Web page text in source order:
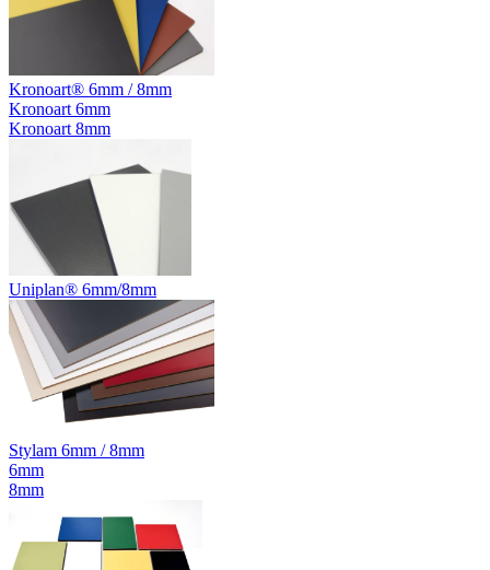
Kronoart® 6mm / 8mm
Kronoart 6mm
Kronoart 8mm
Uniplan® 6mm/8mm
Stylam 6mm / 8mm
6mm
8mm